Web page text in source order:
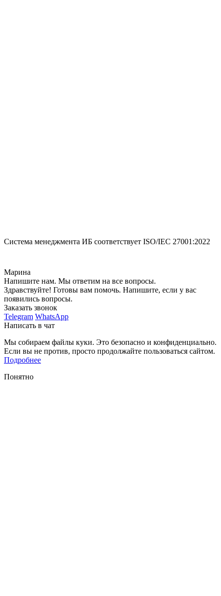
Система менеджмента ИБ соответствует ISO/IEC 27001:2022
Марина
Напишите нам. Мы ответим на все вопросы.
Здравствуйте! Готовы вам помочь. Напишите, если у вас
появились вопросы.
Заказать звонок
Telegram WhatsApp
Написать в чат
Мы собираем файлы куки. Это безопасно и конфиденциально.
Если вы не против, просто продолжайте пользоваться сайтом.
Подробнее
Понятно